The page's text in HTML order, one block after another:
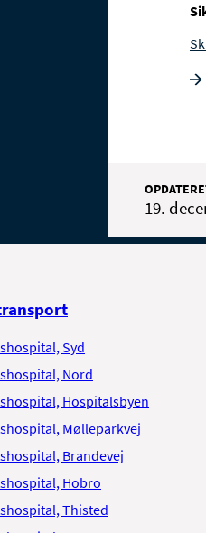
19.
Syd
Nord
Hospitalsbyen
Mølleparkvej
Brandevej
Hobro
Thisted